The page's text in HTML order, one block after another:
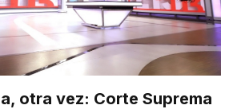
otra vez: Corte Suprema